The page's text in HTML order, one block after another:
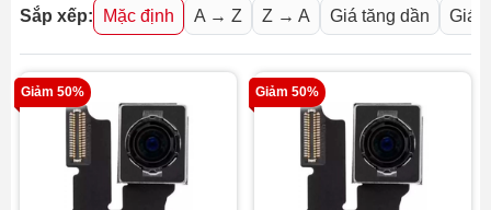
Sắp xếp: Mặc định A → Z Z → A Giá tăng dần Giá
Giảm 50% Giảm 50%